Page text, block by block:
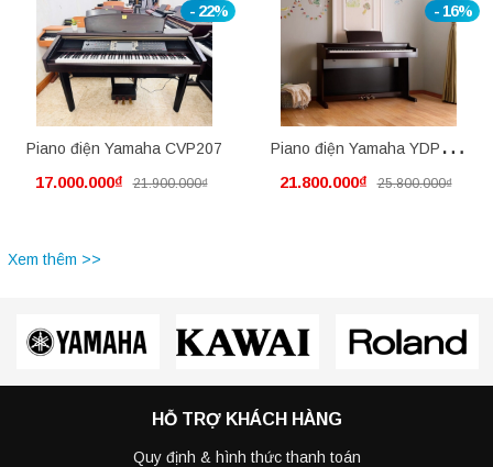
- 22%
Piano điện Yamaha CVP207
17.000.000₫ 21.900.000₫
- 16%
Piano điện Yamaha YDP145
mới nguyên thùng
21.800.000₫ 25.800.000₫
Xem thêm >>
HỖ TRỢ KHÁCH HÀNG
Quy định & hình thức thanh toán